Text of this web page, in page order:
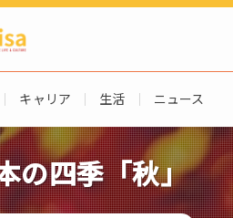
キャリア 生活 ニュース
の四季「秋」